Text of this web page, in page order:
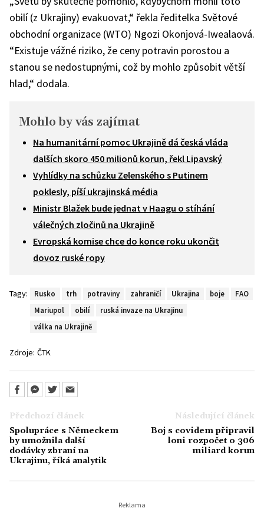
obilí (z Ukrajiny) evakuovat,“ řekla ředitelka Světové
obchodní organizace (WTO) Ngozi Okonjová-Iwealaová.
“Existuje vážné riziko, že ceny potravin porostou a
stanou se nedostupnými, což by mohlo způsobit větší
hlad,“ dodala.
Mohlo by vás zajímat
Na humanitární pomoc Ukrajině dá česká vláda
dalších skoro 450 milionů korun, řekl Lipavský
Vyhlídky na schůzku Zelenského s Putinem
poklesly, píší ukrajinská média
Ministr Blažek bude jednat v Haagu o stíhání
válečných zločinů na Ukrajině
Evropská komise chce do konce roku ukončit
dovoz ruské ropy
Tagy: Rusko trh potraviny zahraničí Ukrajina boje
FAO
Mariupol
obilí
ruská invaze na Ukrajinu
válka na Ukrajině
Zdroje: ČTK
Předchozí článek
Spolupráce s Německem
by umožnila další
dodávky zbraní na
Ukrajinu, říká analytik
Následující článek
Boj s covidem připravil
loni rozpočet o 306
miliard korun